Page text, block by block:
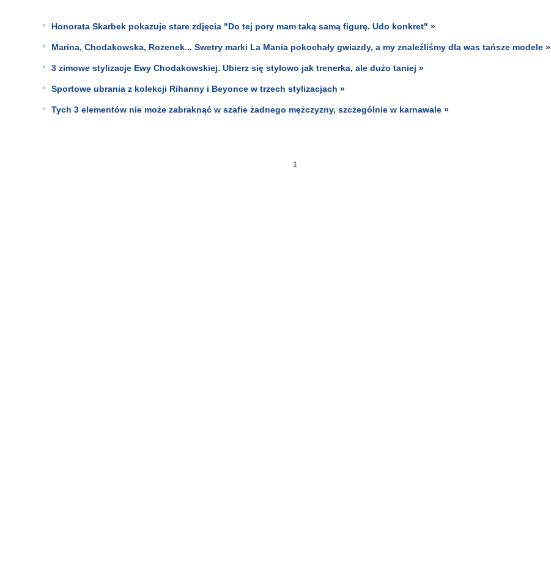
Honorata Skarbek pokazuje stare zdjęcia "Do tej pory mam taką samą figurę. Udo konkret" »
Marina, Chodakowska, Rozenek... Swetry marki La Mania pokochały gwiazdy, a my znaleźliśmy dla was tańsze modele »
3 zimowe stylizacje Ewy Chodakowskiej. Ubierz się stylowo jak trenerka, ale dużo taniej »
Sportowe ubrania z kolekcji Rihanny i Beyonce w trzech stylizacjach »
Tych 3 elementów nie może zabraknąć w szafie żadnego mężczyzny, szczególnie w karnawale »
1